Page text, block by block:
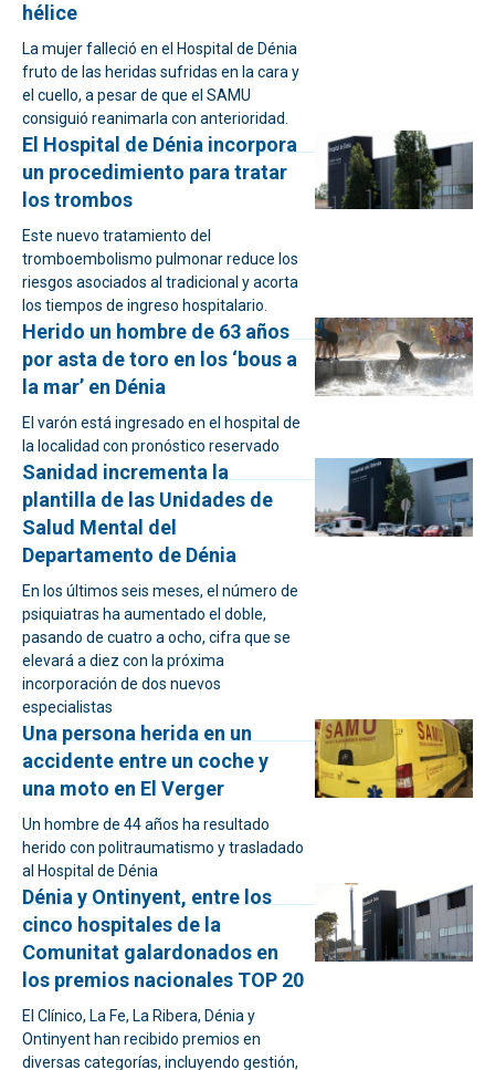
hélice
La mujer falleció en el Hospital de Dénia
fruto de las heridas sufridas en la cara y
el cuello, a pesar de que el SAMU
consiguió reanimarla con anterioridad.
El Hospital de Dénia incorpora
un procedimiento para tratar
los trombos
Este nuevo tratamiento del
tromboembolismo pulmonar reduce los
riesgos asociados al tradicional y acorta
los tiempos de ingreso hospitalario.
Herido un hombre de 63 años
por asta de toro en los ‘bous a
la mar’ en Dénia
El varón está ingresado en el hospital de
la localidad con pronóstico reservado
Sanidad incrementa la
plantilla de las Unidades de
Salud Mental del
Departamento de Dénia
En los últimos seis meses, el número de
psiquiatras ha aumentado el doble,
pasando de cuatro a ocho, cifra que se
elevará a diez con la próxima
incorporación de dos nuevos
especialistas
Una persona herida en un
accidente entre un coche y
una moto en El Verger
Un hombre de 44 años ha resultado
herido con politraumatismo y trasladado
al Hospital de Dénia
Dénia y Ontinyent, entre los
cinco hospitales de la
Comunitat galardonados en
los premios nacionales TOP 20
El Clínico, La Fe, La Ribera, Dénia y
Ontinyent han recibido premios en
diversas categorías, incluyendo gestión,